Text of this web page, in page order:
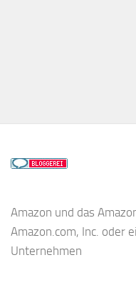
Amazon und das
Amazon.com, Inc. oder
Unternehmen